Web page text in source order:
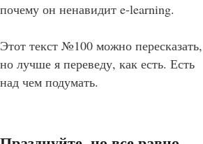
почему он ненавидит e-learning.
Этот текст №100 можно пересказать,
но лучше я переведу, как есть. Есть
над чем подумать.